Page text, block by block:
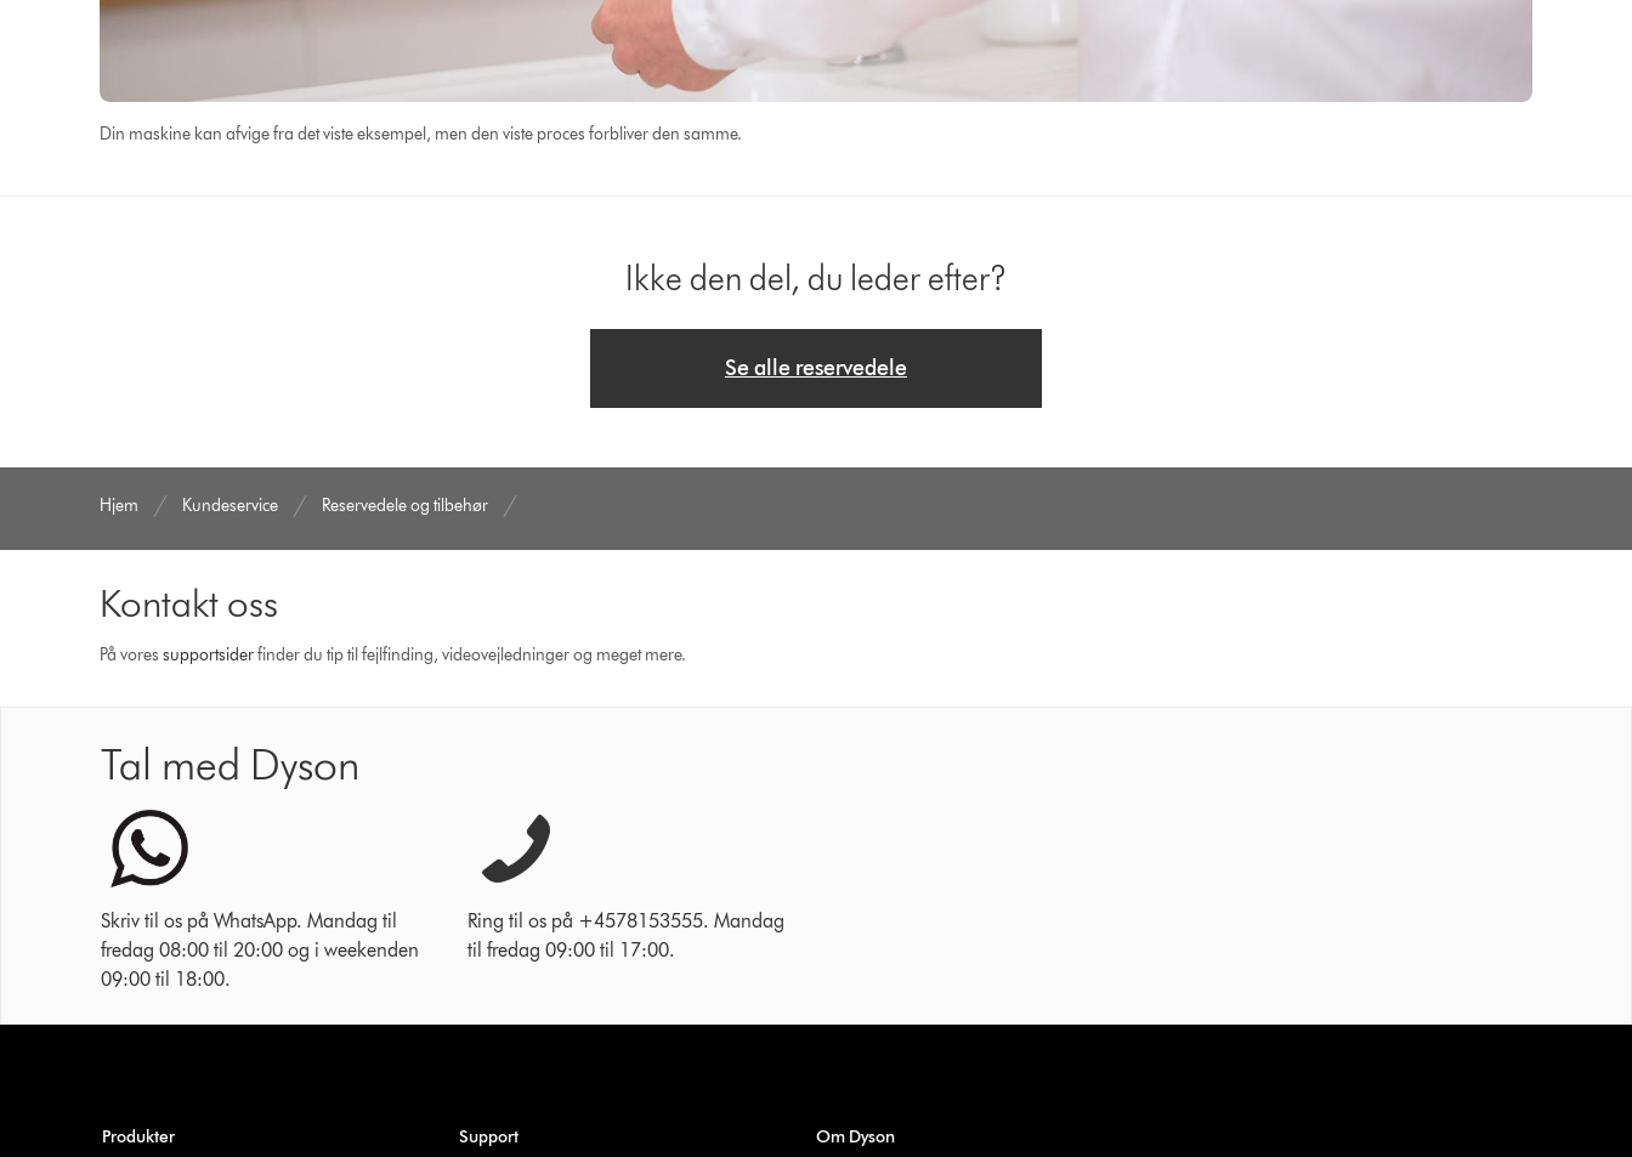
Din maskine kan afvige fra det viste eksempel, men den viste proces forbliver den samme.
Ikke den del, du leder efter?
Se alle reservedele
Hjem Kundeservice Reservedele og tilbehør
Kontakt oss
På voressupport­siderfinder du tip til fejlfinding, video­vejledninger og meget mere.
Tal med Dyson
Skriv til os på WhatsApp. Mandag til
fredag 08:00 til 20:00 og i weekenden
09:00 til 18:00.
Ring til os på +4578153555. Mandag
til fredag 09:00 til 17:00.
Produkter Support Om Dyson